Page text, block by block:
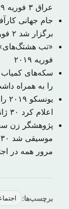
عراق ۳ فوریه ۲۰۱۹
برگزار شد ۲ فوریه ۲۰۱۹
«تب
فوریه ۲۰۱۹
سکه‌های
را به همراه
اعلام کرد ۳۰ ژانویه ۲۰۱۹
​پژوهشگر زن
موسیقی شد ۳۰ ژانویه ۲۰۱۹
مرور همه در
برچسب‌ها: